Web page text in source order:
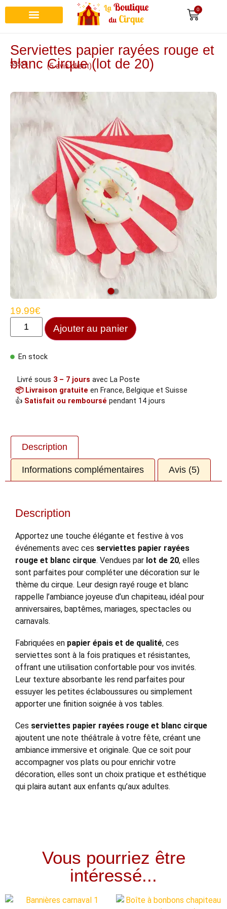
0
Serviettes papier rayées rouge et
blanc Cirque (lot de 20)
notations
client
(5avis client)
19.99€
Ajouter au panier
En stock
Livré sous 3 – 7 jours avec La Poste
📦 Livraison gratuite en France, Belgique et Suisse
👍 Satisfait ou remboursé pendant 14 jours
Description
Informations complémentaires Avis (5)
Description
Apportez une touche élégante et festive à vos
événements avec ces serviettes papier rayées
rouge et blanc cirque. Vendues par lot de 20, elles
sont parfaites pour compléter une décoration sur le
thème du cirque. Leur design rayé rouge et blanc
rappelle l’ambiance joyeuse d’un chapiteau, idéal pour
anniversaires, baptêmes, mariages, spectacles ou
carnavals.
Fabriquées en papier épais et de qualité, ces
serviettes sont à la fois pratiques et résistantes,
offrant une utilisation confortable pour vos invités.
Leur texture absorbante les rend parfaites pour
essuyer les petites éclaboussures ou simplement
apporter une finition soignée à vos tables.
Ces serviettes papier rayées rouge et blanc cirque
ajoutent une note théâtrale à votre fête, créant une
ambiance immersive et originale. Que ce soit pour
accompagner vos plats ou pour enrichir votre
décoration, elles sont un choix pratique et esthétique
qui plaira autant aux enfants qu’aux adultes.
Vous pourriez être
intéressé...